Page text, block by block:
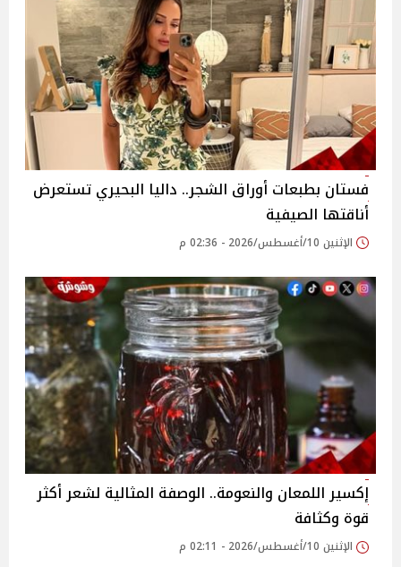
فستان بطبعات أوراق الشجر.. داليا البحيري تستعرض
أناقتها الصيفية
الإثنين 10/أغسطس/2026 - 02:36 م
إكسير اللمعان والنعومة.. الوصفة المثالية لشعر أكثر
قوة وكثافة
الإثنين 10/أغسطس/2026 - 02:11 م